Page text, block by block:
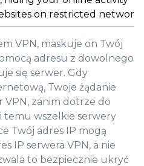
on restricted networks
VPN, maskuje on Twój
adresu z dowolnego
się serwer. Gdy
Twoje żądanie
zanim dotrze do
temu wszelkie serwery
Twój adres IP mogą
IP serwera VPN, a nie
to bezpiecznie ukryć